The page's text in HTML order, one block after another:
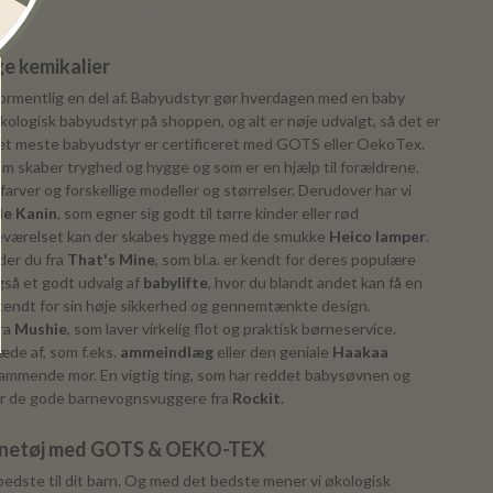
kemikalier
en del af. Babyudstyr gør hverdagen med en baby
babyudstyr på shoppen, og alt er nøje udvalgt, så det er
meste babyudstyr er certificeret med GOTS eller OekoTex.
skaber tryghed og hygge og som er en hjælp til forældrene.
og forskellige modeller og størrelser. Derudover har vi
Kanin, som egner sig godt til tørre kinder eller rød
kan der skabes hygge med de smukke Heico lamper.
du fra That's Mine, som bl.a. er kendt for deres populære
et godt udvalg af babylifte, hvor du blandt andet kan få en
kendt for sin høje sikkerhed og gennemtænkte design.
Mushie, som laver virkelig flot og praktisk børneservice.
af, som f.eks. ammeindlæg eller den geniale Haakaa
mor. En vigtig ting, som har reddet babysøvnen og
de gode barnevognsvuggere fra Rockit.
med GOTS & OEKO-TEX
til dit barn. Og med det bedste mener vi økologisk